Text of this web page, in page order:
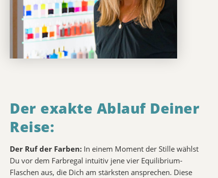
Der exakte Ablauf Deiner
Reise:
Der Ruf der Farben: In einem Moment der Stille wählst
Du vor dem Farbregal intuitiv jene vier Equilibrium-
Flaschen aus, die Dich am stärksten ansprechen. Diese